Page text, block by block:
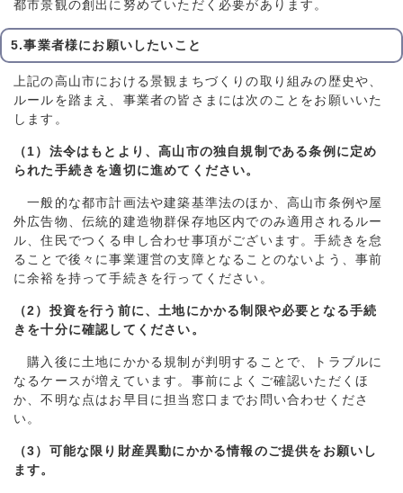
都市景観の創出に努めていただく必要があります。
5.事業者様にお願いしたいこと
上記の高山市における景観まちづくりの取り組みの歴史や、
ルールを踏まえ、事業者の皆さまには次のことをお願いいた
します。
（1）法令はもとより、高山市の独自規制である条例に定め
られた手続きを適切に進めてください。
一般的な都市計画法や建築基準法のほか、高山市条例や屋
外広告物、伝統的建造物群保存地区内でのみ適用されるルー
ル、住民でつくる申し合わせ事項がございます。手続きを怠
ることで後々に事業運営の支障となることのないよう、事前
に余裕を持って手続きを行ってください。
（2）投資を行う前に、土地にかかる制限や必要となる手続
きを十分に確認してください。
購入後に土地にかかる規制が判明することで、トラブルに
なるケースが増えています。事前によくご確認いただくほ
か、不明な点はお早目に担当窓口までお問い合わせくださ
い。
（3）可能な限り財産異動にかかる情報のご提供をお願いし
ます。